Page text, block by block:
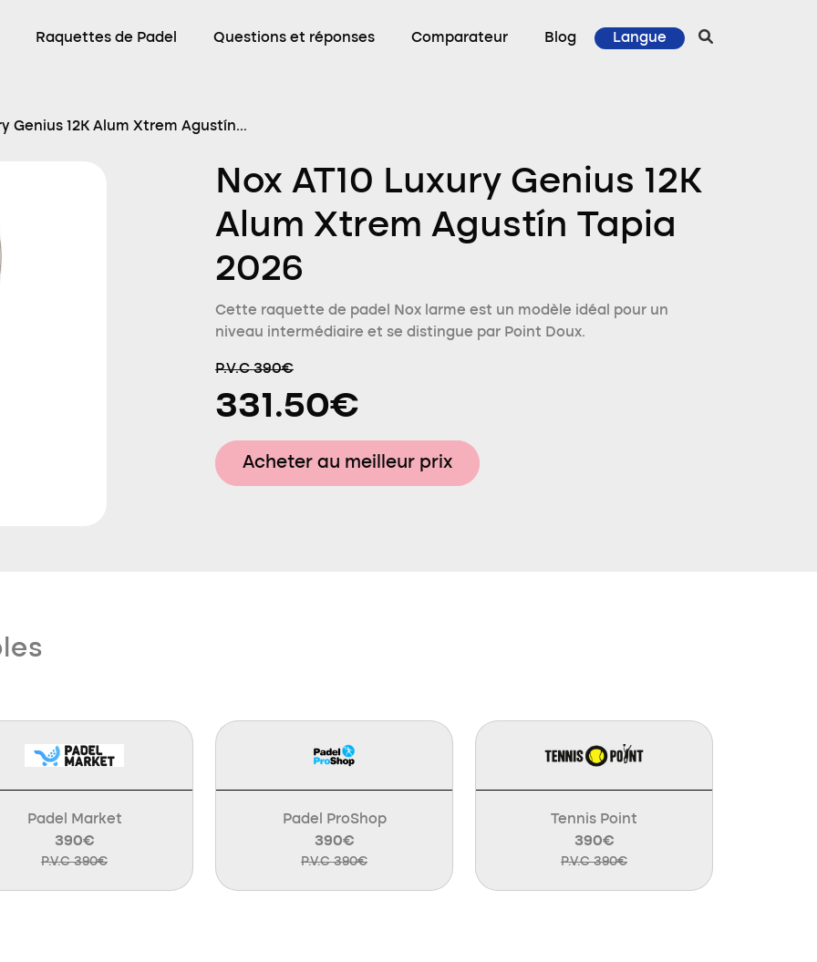
Raquettes de Padel Questions et réponses Comparateur Blog Langue
Genius 12K Alum Xtrem Agustín
Nox AT10 Luxury Genius 12K
Alum Xtrem Agustín Tapia
2026
Cette raquette de padel Nox larme est un modèle idéal pour un
niveau intermédiaire et se distingue par Point Doux.
P.V.C 390€
331.50€
Acheter au meilleur prix
Padel Market
390€
P.V.C 390€
Padel ProShop
390€
P.V.C 390€
Tennis Point
390€
P.V.C 390€